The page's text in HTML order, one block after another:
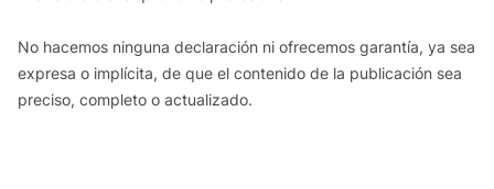
No hacemos ninguna declaración ni ofrecemos garantía, ya sea
expresa o implícita, de que el contenido de la publicación sea
preciso, completo o actualizado.